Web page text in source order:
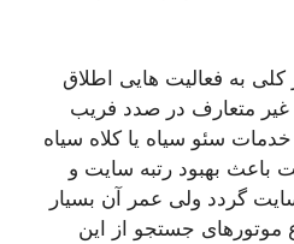
به فعالیت هایی اطلاق
متعارف در صدد فریب
سئو سیاه یا کلاه سیاه
بهبود رتبه سایت و
گردد ولی عمر آن بسیار
موتورهای جستجو از این